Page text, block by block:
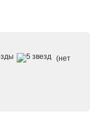
(нет